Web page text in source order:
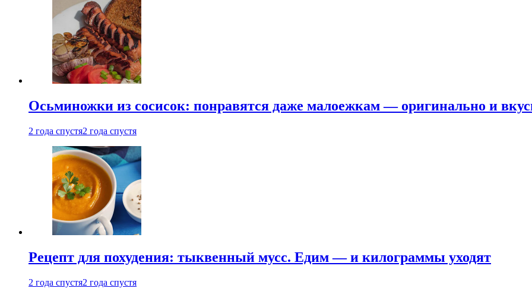
Осьминожки из сосисок: понравятся даже малоежкам — оригинально и
2 года спустя2 года спустя
Рецепт для похудения: тыквенный мусс. Едим — и килограммы уходят
2 года спустя2 года спустя